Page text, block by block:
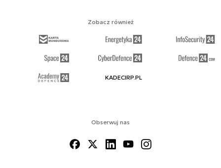
Obserwuj nas
Zobacz również
KADECIRP.PL